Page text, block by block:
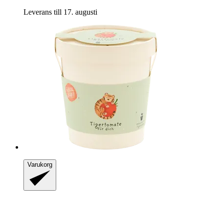
Leverans till 17. augusti
Varukorg